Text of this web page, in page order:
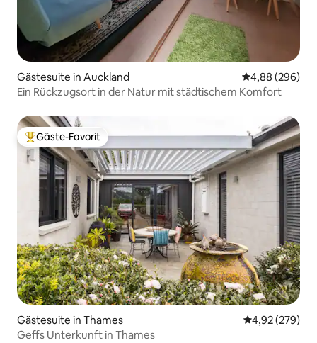
Gästesuite in Auckland
4,88 (296)
Ein Rückzugsort in der Natur mit städtischem Komfort
Beliebter Gäste-Favorit.
Gäste-Favorit
Gästesuite in Thames
4,92 (279)
Geffs Unterkunft in Thames